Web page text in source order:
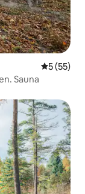
5 (55)
Sauna